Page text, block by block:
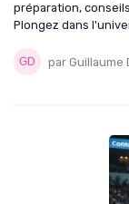
préparation,
Plongez dans
par Guillaume